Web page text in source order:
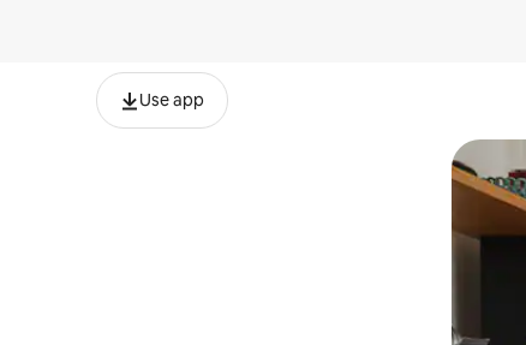
Use app